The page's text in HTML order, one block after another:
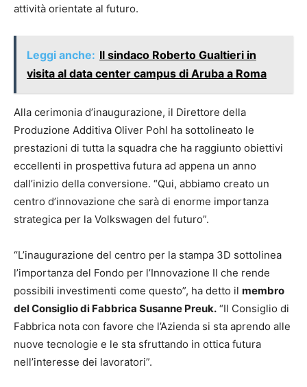
attività orientate al futuro.
Leggi anche: Il sindaco Roberto Gualtieri in
visita al data center campus di Aruba a Roma
Alla cerimonia d’inaugurazione, il Direttore della
Produzione Additiva Oliver Pohl ha sottolineato le
prestazioni di tutta la squadra che ha raggiunto obiettivi
eccellenti in prospettiva futura ad appena un anno
dall’inizio della conversione. “Qui, abbiamo creato un
centro d’innovazione che sarà di enorme importanza
strategica per la Volkswagen del futuro”.
“L’inaugurazione del centro per la stampa 3D sottolinea
l’importanza del Fondo per l’Innovazione II che rende
possibili investimenti come questo”, ha detto il membro
del Consiglio di Fabbrica Susanne Preuk. “Il Consiglio di
Fabbrica nota con favore che l’Azienda si sta aprendo alle
nuove tecnologie e le sta sfruttando in ottica futura
nell’interesse dei lavoratori”.